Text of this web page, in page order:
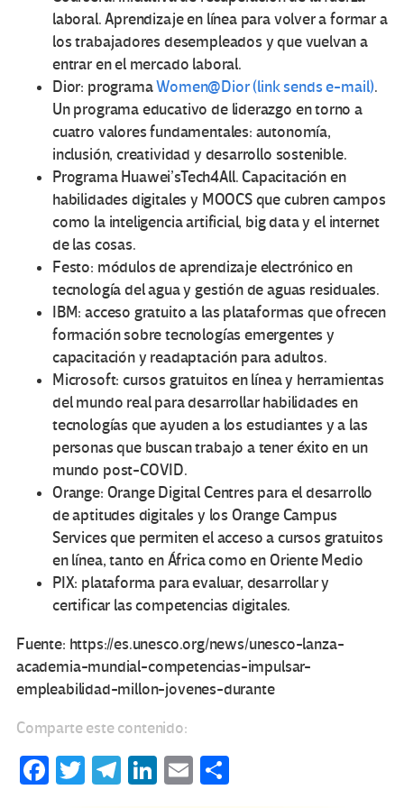
laboral. Aprendizaje en línea para volver a formar a
los trabajadores desempleados y que vuelvan a
entrar en el mercado laboral.
Dior: programaWomen@Dior(link sends e-mail).
Un programa educativo de liderazgo en torno a
cuatro valores fundamentales: autonomía,
inclusión, creatividad y desarrollo sostenible.
Programa Huawei’sTech4All. Capacitación en
habilidades digitales y MOOCS que cubren campos
como la inteligencia artificial, big data y el internet
de las cosas.
Festo: módulos de aprendizaje electrónico en
tecnología del agua y gestión de aguas residuales.
IBM: acceso gratuito a las plataformas que ofrecen
formación sobre tecnologías emergentes y
capacitación y readaptación para adultos.
Microsoft: cursos gratuitos en línea y herramientas
del mundo real para desarrollar habilidades en
tecnologías que ayuden a los estudiantes y a las
personas que buscan trabajo a tener éxito en un
mundo post-COVID.
Orange: Orange Digital Centres para el desarrollo
de aptitudes digitales y los Orange Campus
Services que permiten el acceso a cursos gratuitos
en línea, tanto en África como en Oriente Medio
PIX: plataforma para evaluar, desarrollar y
certificar las competencias digitales.
Fuente: https://es.unesco.org/news/unesco-lanza-
academia-mundial-competencias-impulsar-
empleabilidad-millon-jovenes-durante
Comparte este contenido:
Fa T
Te Li
E